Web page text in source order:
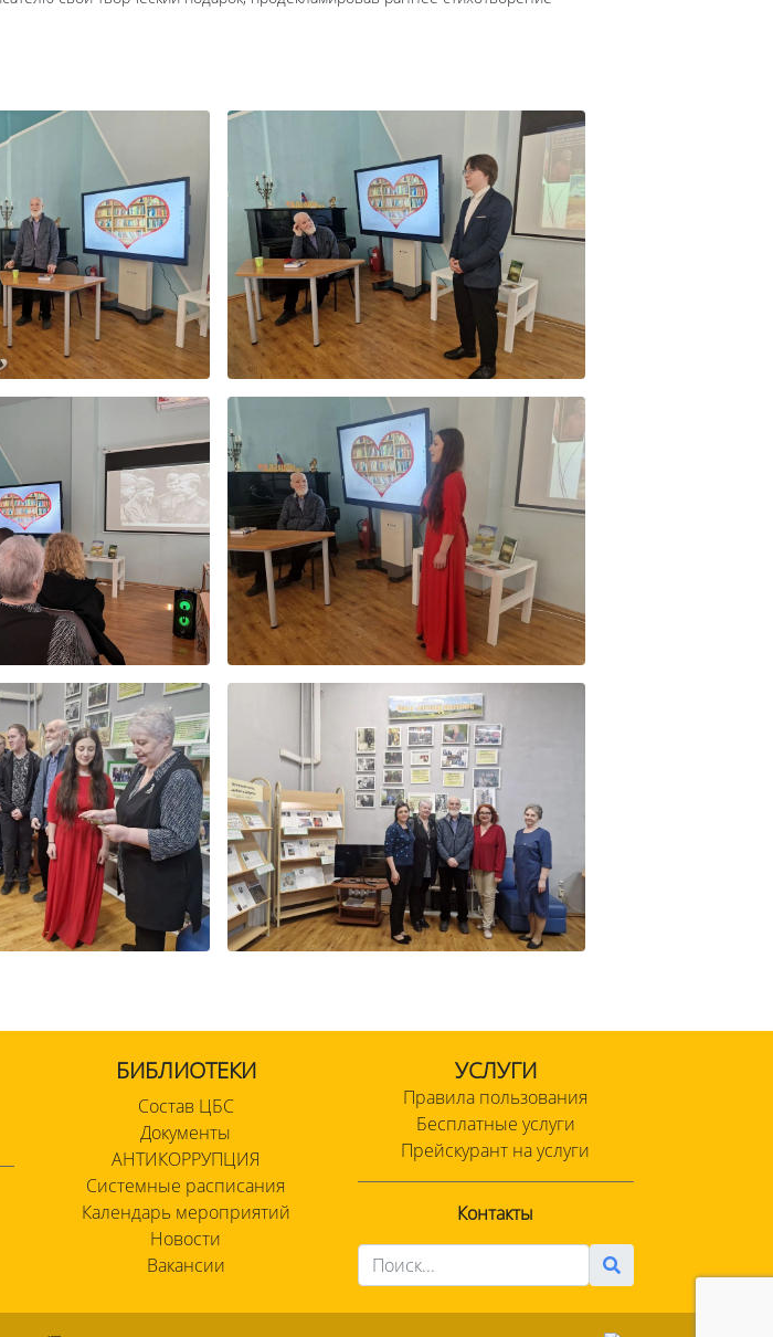
БИБЛИОТЕКИ
Состав ЦБС
Документы
АНТИКОРРУПЦИЯ
Системные расписания
Календарь мероприятий
Новости
Вакансии
УСЛУГИ
Правила пользования
Бесплатные услуги
Прейскурант на услуги
Контакты